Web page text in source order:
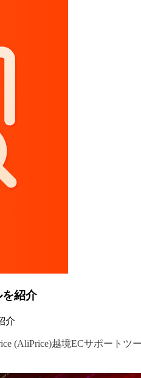
紹介
介
(AliPrice)越境ECサポート